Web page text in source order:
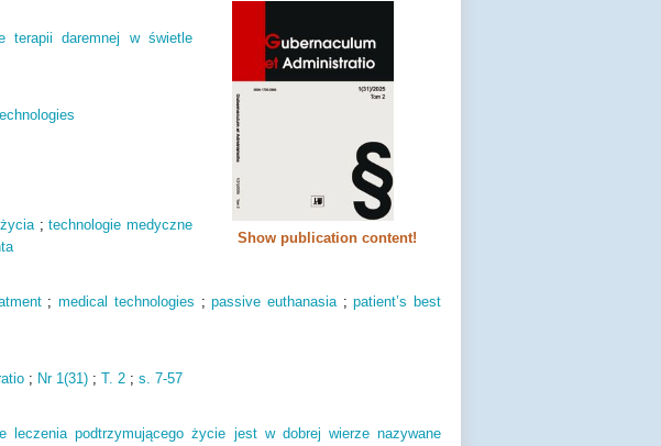
Show publication content!
terapii daremnej w świetle
;technologie medyczne
;medical technologies ;passive euthanasia;patient’s best
; Nr 1(31) ;T. 2 ;s. 7-57
podtrzymującego życie jest w dobrej wierze nazywane